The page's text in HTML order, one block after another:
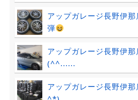
アップガレージ長野伊
弾
アップガレージ長野伊
(^^......
アップガレージ長野伊